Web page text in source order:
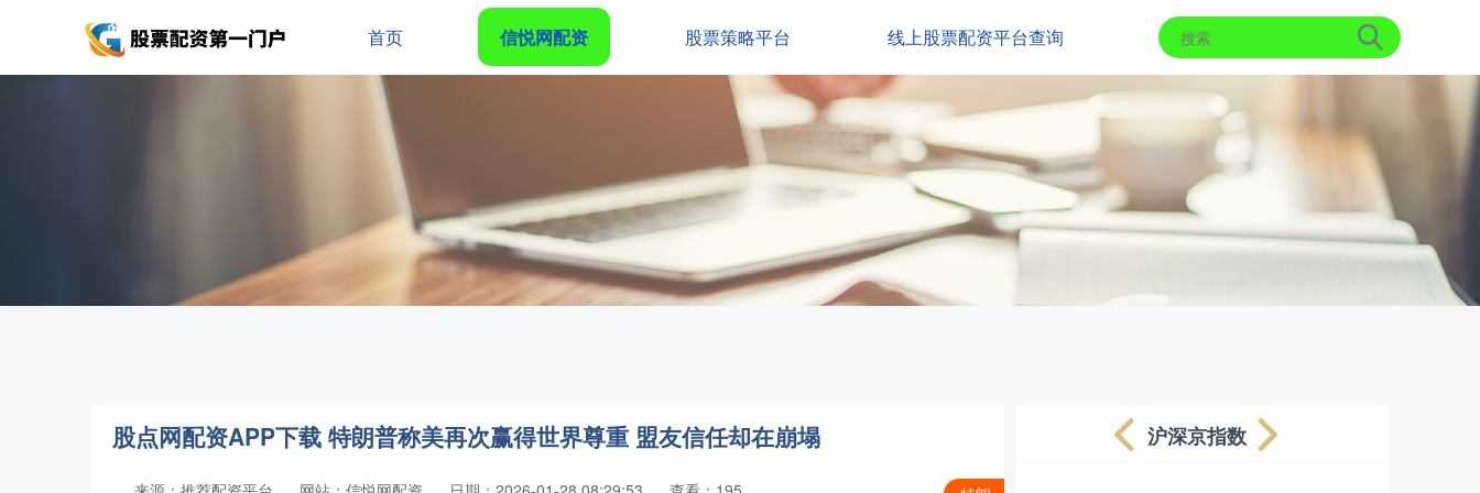
首页 信悦网配资 股票策略平台 线上股票配资平台查询
股点网配资APP下载 特朗普称美再次赢得世界尊重 盟友信任却在崩塌 沪深京指数